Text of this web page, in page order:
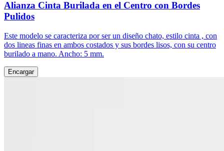
Alianza Cinta Burilada en el Centro con Bordes
Pulidos
Este modelo se caracteriza por ser un diseño chato, estilo cinta , con
dos lineas finas en ambos costados y sus bordes lisos, con su centro
burilado a mano. Ancho: 5 mm.
Encargar